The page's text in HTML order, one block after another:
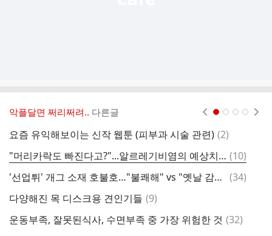
악플달면 쩌리쩌려.. 다른글
요즘 유익해보이는 신작 웹툰 (피부과 시술 관련) 댓
(2)
"머리카락도 빠진다고?"...알르레기비염의 예상치 못한 증상 7 댓
글
(10)
'선업튀' 개그 소재 호불호…"불쾌해" vs "옛날 감성" 시끌 [엑's 이슈] 댓
(34)
다양해진 목 디스크용 견인기들 댓
(9)
운동부족, 잘못된식사, 수면부족 중 가장 위험한 것 댓
(32)